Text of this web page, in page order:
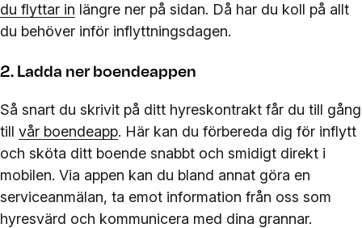
du flyttar in längre ner på sidan. Då har du koll på allt
du behöver inför inflyttningsdagen.
2. Ladda ner boendeappen
Så snart du skrivit på ditt hyreskontrakt får du till gång
till vår boendeapp. Här kan du förbereda dig för inflytt
och sköta ditt boende snabbt och smidigt direkt i
mobilen. Via appen kan du bland annat göra en
serviceanmälan, ta emot information från oss som
hyresvärd och kommunicera med dina grannar.